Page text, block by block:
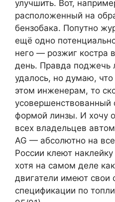
улучшить. Вот,
расположенный на
бензобака. Попутно
ещё одно
него — розжиг костра
день. Правда поджечь
удалось, но думаю,
этом инженерам, то
усовершенствованный
формой линзы. И хочу
всех владельцев
AG — абсолютно на
России клеют
хотя на самом деле
двигатели имеют свои
спецификации по